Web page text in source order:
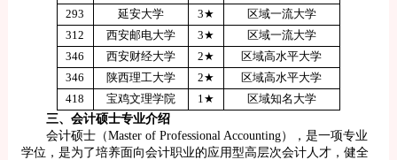
293
延安大学 3★
区域一流大学
312
西安邮电大学 3★
区域一流大学
346
西安财经大学 2★
区域高水平大学
346
陕西理工大学 2★
区域高水平大学
418
宝鸡文理学院 1★ 区域知名大学
三、会计硕士专业介绍
会计硕士（Master of Professional Accounting），是一项专业
学位，是为了培养面向会计职业的应用型高层次会计人才，健全